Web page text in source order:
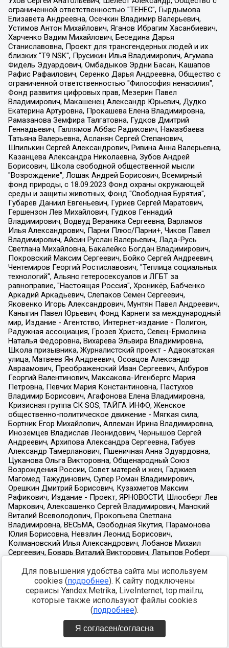
Для повышения удобства сайта мы используем
cookies (подробнее). К сайту подключены
сервисы Yandex.Metrika, LiveInternet, top.mail.ru,
которые также используют файлы cookies
(подробнее).
Я согласен/согласна